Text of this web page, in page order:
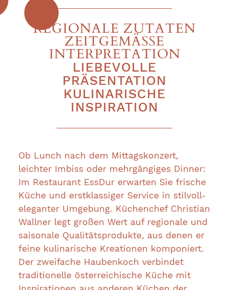
KONTAKT
RESERVIERUNG
GUTSCHEINE
REGIONALE ZUTATEN
ZEITGEMÄSSE
INTERPRETATION
LIEBEVOLLE
PRÄSENTATION
KULINARISCHE
INSPIRATION
Ob Lunch nach dem Mittagskonzert,
leichter Imbiss oder mehrgängiges Dinner:
Im Restaurant EssDur erwarten Sie frische
Küche und erstklassiger Service in stilvoll-
eleganter Umgebung. Küchenchef Christian
Wallner legt großen Wert auf regionale und
saisonale Qualitätsprodukte, aus denen er
feine kulinarische Kreationen komponiert.
Der zweifache Haubenkoch verbindet
traditionelle österreichische Küche mit